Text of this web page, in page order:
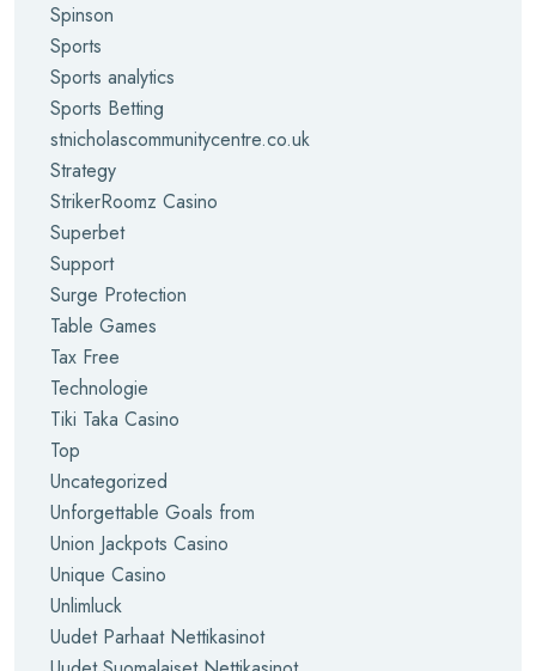
Spinson
Sports
Sports analytics
Sports Betting
stnicholascommunitycentre.co.uk
Strategy
StrikerRoomz Casino
Superbet
Support
Surge Protection
Table Games
Tax Free
Technologie
Tiki Taka Casino
Top
Uncategorized
Unforgettable Goals from
Union Jackpots Casino
Unique Casino
Unlimluck
Uudet Parhaat Nettikasinot